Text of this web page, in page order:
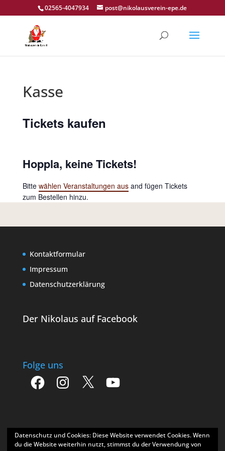
02565-4047934 post@nikolausverein-epe.de
Kasse
Tickets kaufen
Hoppla, keine Tickets!
Bitte wählen Veranstaltungen ausand fügen Tickets
zum Bestellen hinzu.
Kontaktformular
Impressum
Datenschutzerklärung
Der Nikolaus auf Facebook
Folge uns
FacebookInstagram
X YouTube
Datenschutz und Cookies: Diese Website verwendet Cookies. Wenn
du die Website weiterhin nutzt, stimmst du der Verwendung von